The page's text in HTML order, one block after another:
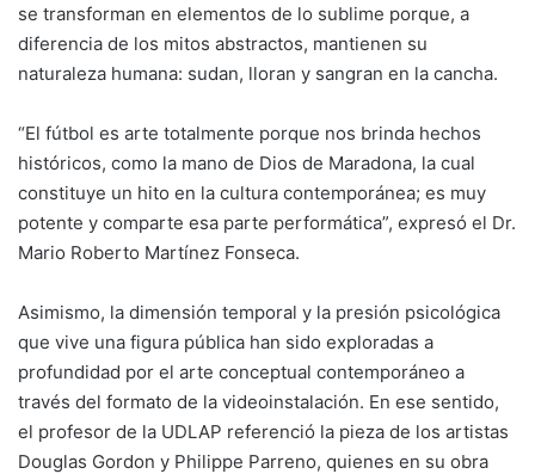
se transforman en elementos de lo sublime porque, a
diferencia de los mitos abstractos, mantienen su
naturaleza humana: sudan, lloran y sangran en la cancha.
“El fútbol es arte totalmente porque nos brinda hechos
históricos, como la mano de Dios de Maradona, la cual
constituye un hito en la cultura contemporánea; es muy
potente y comparte esa parte performática”, expresó el Dr.
Mario Roberto Martínez Fonseca.
Asimismo, la dimensión temporal y la presión psicológica
que vive una figura pública han sido exploradas a
profundidad por el arte conceptual contemporáneo a
través del formato de la videoinstalación. En ese sentido,
el profesor de la UDLAP referenció la pieza de los artistas
Douglas Gordon y Philippe Parreno, quienes en su obra